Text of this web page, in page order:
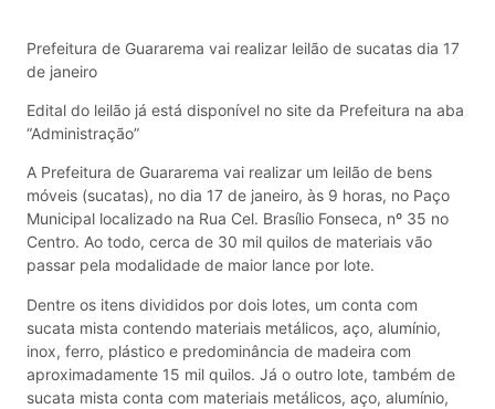
Prefeitura de Guararema vai realizar leilão de sucatas dia 17
de janeiro
Edital do leilão já está disponível no site da Prefeitura na aba
“Administração”
A Prefeitura de Guararema vai realizar um leilão de bens
móveis (sucatas), no dia 17 de janeiro, às 9 horas, no Paço
Municipal localizado na Rua Cel. Brasílio Fonseca, nº 35 no
Centro. Ao todo, cerca de 30 mil quilos de materiais vão
passar pela modalidade de maior lance por lote.
Dentre os itens divididos por dois lotes, um conta com
sucata mista contendo materiais metálicos, aço, alumínio,
inox, ferro, plástico e predominância de madeira com
aproximadamente 15 mil quilos. Já o outro lote, também de
sucata mista conta com materiais metálicos, aço, alumínio,